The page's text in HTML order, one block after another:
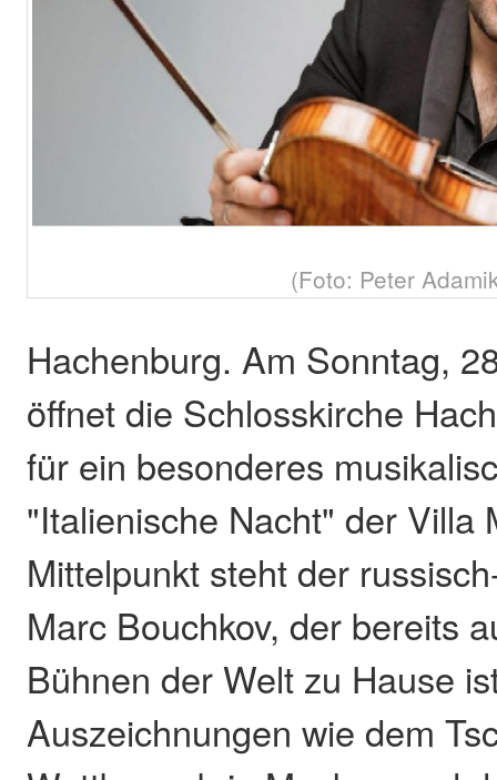
(Foto: Peter
Hachenburg. Am Sonntag,
öffnet die Schlosskirche
für ein besonderes
"Italienische Nacht" der Villa
Mittelpunkt steht der
Marc Bouchkov, der bereits
Bühnen der Welt zu Hause
Auszeichnungen wie dem